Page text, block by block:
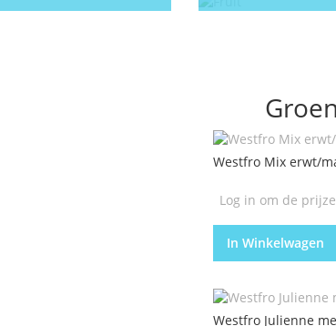
Westfro Mix erwt/
Log in om de
In Winkelwagen
Westfro Julienne